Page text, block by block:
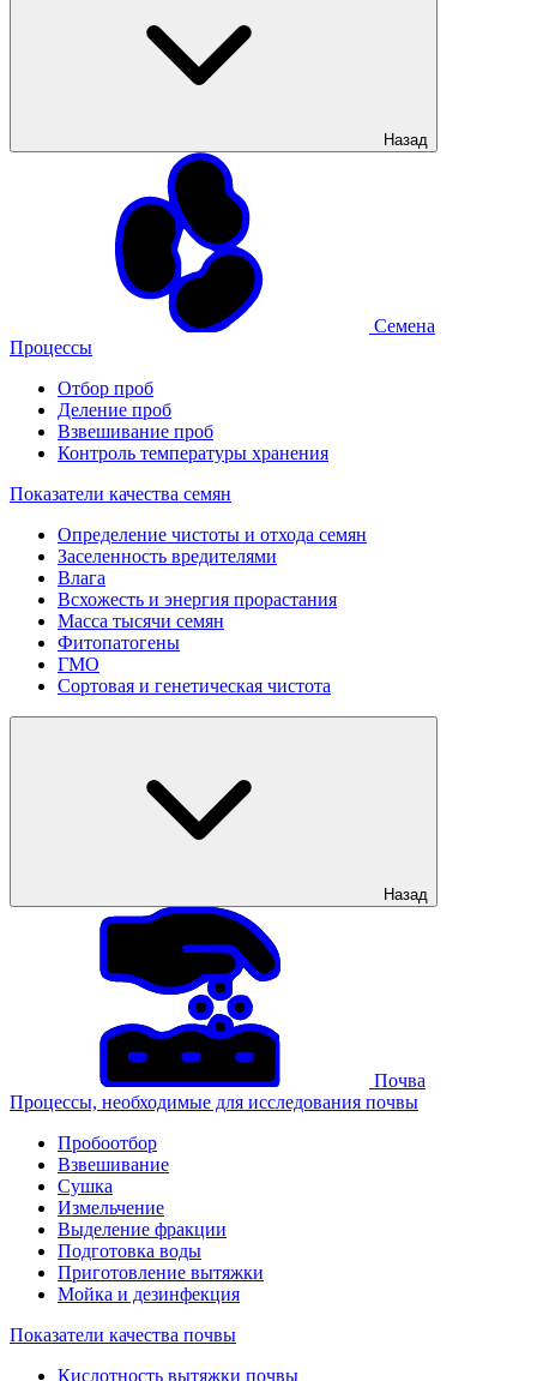
Назад
Семена
Процессы
Отбор проб
Деление проб
Взвешивание проб
Контроль температуры хранения
Показатели качества семян
Определение чистоты и отхода семян
Заселенность вредителями
Влага
Всхожесть и энергия прорастания
Масса тысячи семян
Фитопатогены
ГМО
Сортовая и генетическая чистота
Назад
Почва
Процессы, необходимые для исследования почвы
Пробоотбор
Взвешивание
Сушка
Измельчение
Выделение фракции
Подготовка воды
Приготовление вытяжки
Мойка и дезинфекция
Показатели качества почвы
Кислотность вытяжки почвы